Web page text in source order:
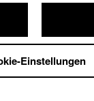
q r s t u v w
Einstellungen